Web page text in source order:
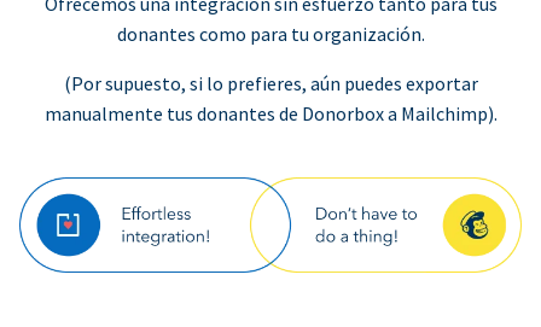
donantes como para tu organización.
(Por supuesto, si lo prefieres, aún puedes exportar
manualmente tus donantes de Donorbox a Mailchimp).